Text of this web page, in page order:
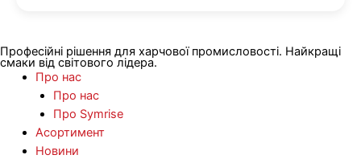
Професійні рішення для харчової промисловості. Найкращі
смаки від світового лідера.
Про нас
Про нас
Про Symrise
Асортимент
Новини